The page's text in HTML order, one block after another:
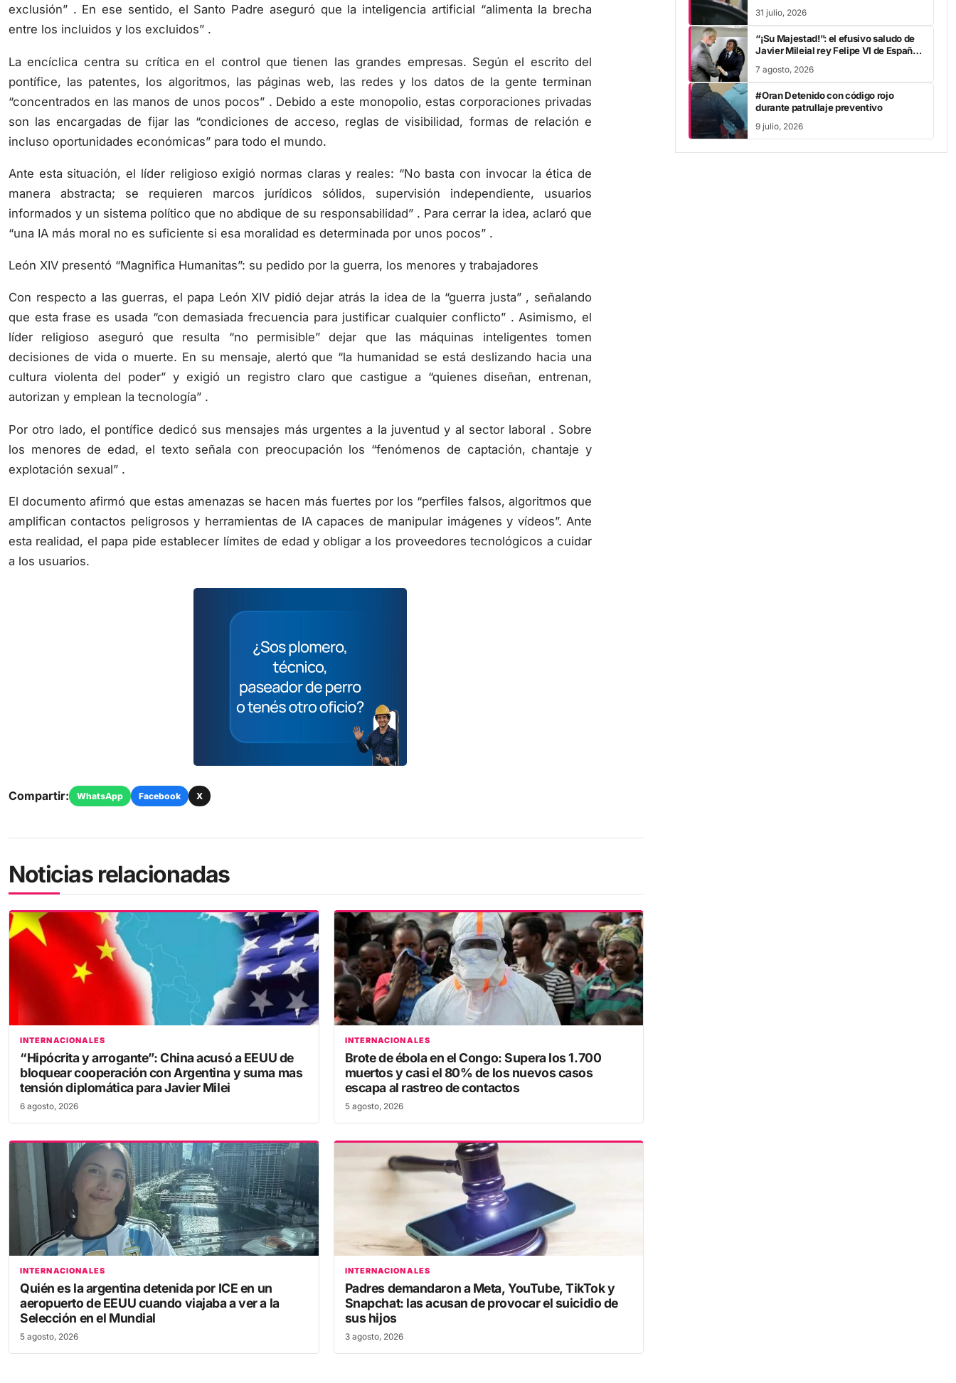
exclusión” . En ese sentido, el Santo Padre aseguró que la inteligencia artificial “alimenta la brecha
entre los incluidos y los excluidos” .
La encíclica centra su crítica en el control que tienen las grandes empresas. Según el escrito del
pontífice, las patentes, los algoritmos, las páginas web, las redes y los datos de la gente terminan
“concentrados en las manos de unos pocos” . Debido a este monopolio, estas corporaciones privadas
son las encargadas de fijar las “condiciones de acceso, reglas de visibilidad, formas de relación e
incluso oportunidades económicas” para todo el mundo.
Ante esta situación, el líder religioso exigió normas claras y reales: “No basta con invocar la ética de
manera abstracta; se requieren marcos jurídicos sólidos, supervisión independiente, usuarios
informados y un sistema político que no abdique de su responsabilidad” . Para cerrar la idea, aclaró que
“una IA más moral no es suficiente si esa moralidad es determinada por unos pocos” .
León XIV presentó “Magnifica Humanitas”: su pedido por la guerra, los menores y trabajadores
Con respecto a las guerras, el papa León XIV pidió dejar atrás la idea de la “guerra justa” , señalando
que esta frase es usada “con demasiada frecuencia para justificar cualquier conflicto” . Asimismo, el
líder religioso aseguró que resulta “no permisible” dejar que las máquinas inteligentes tomen
decisiones de vida o muerte. En su mensaje, alertó que “la humanidad se está deslizando hacia una
cultura violenta del poder” y exigió un registro claro que castigue a “quienes diseñan, entrenan,
autorizan y emplean la tecnología” .
Por otro lado, el pontífice dedicó sus mensajes más urgentes a la juventud y al sector laboral . Sobre
los menores de edad, el texto señala con preocupación los “fenómenos de captación, chantaje y
explotación sexual” .
El documento afirmó que estas amenazas se hacen más fuertes por los “perfiles falsos, algoritmos que
amplifican contactos peligrosos y herramientas de IA capaces de manipular imágenes y vídeos”. Ante
esta realidad, el papa pide establecer límites de edad y obligar a los proveedores tecnológicos a cuidar
a los usuarios.
Compartir: WhatsApp Facebook X
Noticias relacionadas
INTERNACIONALES
“Hipócrita y arrogante”: China acusó a EEUU de
bloquear cooperación con Argentina y suma mas
tensión diplomática para Javier Milei
6 agosto, 2026
INTERNACIONALES
Brote de ébola en el Congo: Supera los 1.700
muertos y casi el 80% de los nuevos casos
escapa al rastreo de contactos
5 agosto, 2026
INTERNACIONALES
Quién es la argentina detenida por ICE en un
aeropuerto de EEUU cuando viajaba a ver a la
Selección en el Mundial
5 agosto, 2026
INTERNACIONALES
Padres demandaron a Meta, YouTube, TikTok y
Snapchat: las acusan de provocar el suicidio de
sus hijos
3 agosto, 2026
31 julio, 2026
“¡Su Majestad!”: el efusivo saludo de
Javier Mileial rey Felipe VI de España
7 agosto, 2026
#Oran Detenido con código rojo
durante patrullaje preventivo
9 julio, 2026